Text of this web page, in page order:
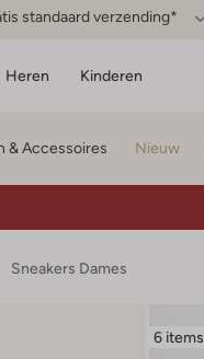
standaard verzending*
Heren Kinderen
& Accessoires Nieuw
Sneakers Dames
6 items